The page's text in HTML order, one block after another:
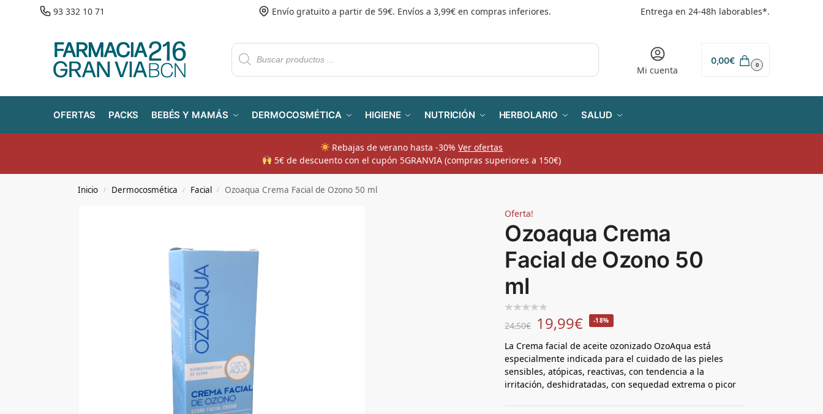
93 332 10 71 Envío gratuito a partir de 59€. Envíos a 3,99€ en compras inferiores. Entrega en 24-48h laborables*.
Mi cuenta
0,00€ 0
OFERTAS PACKS BEBÉS Y MAMÁS DERMOCOSMÉTICA HIGIENE NUTRICIÓN HERBOLARIO SALUD
Rebajas de verano hasta -30%Ver ofertas
​ 5€ de descuento con el cupón 5GRANVIA (compras superiores a 150€)
Inicio / Dermocosmética / Facial / Ozoaqua Crema Facial de Ozono 50 ml
Oferta!
Ozoaqua Crema
Facial de Ozono 50
ml
24,50€ 19,99€ -18%
La Crema facial de aceite ozonizado OzoAqua está
especialmente indicada para el cuidado de las pieles
sensibles, atópicas, reactivas, con tendencia a la
irritación, deshidratadas, con sequedad extrema o picor